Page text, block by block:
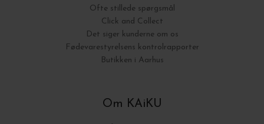
Ofte stillede spørgsmål
Click and Collect
Det siger kunderne om os
Fødevarestyrelsens kontrolrapporter
Butikken i Aarhus
Om KAiKU